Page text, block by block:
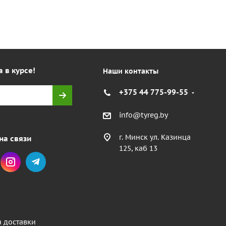
в курсе!
связи
доставки
Наши контакты
+375 44 775-99-55
info@tyreg.by
г. Минск ул. Казинца
125, каб 13